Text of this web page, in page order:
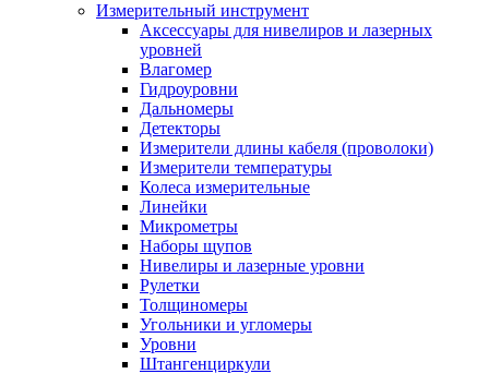
Измерительный инструмент
Аксессуары для нивелиров и лазерных
уровней
Влагомер
Гидроуровни
Дальномеры
Детекторы
Измерители длины кабеля (проволоки)
Измерители температуры
Колеса измерительные
Линейки
Микрометры
Наборы щупов
Нивелиры и лазерные уровни
Рулетки
Толщиномеры
Угольники и угломеры
Уровни
Штангенциркули